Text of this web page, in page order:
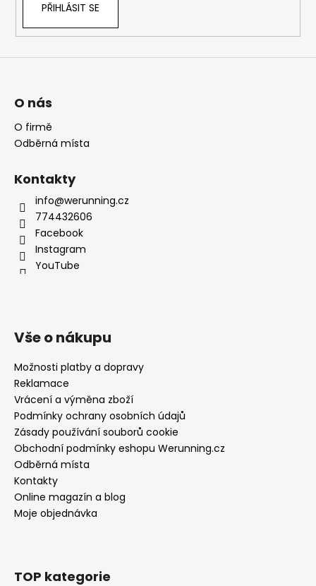
PŘIHLÁSIT SE
O nás
O firmě
Odběrná místa
Kontakty
info@werunning.cz
774432606
Facebook
Instagram
YouTube
Vše o nákupu
Možnosti platby a dopravy
Reklamace
Vrácení a výměna zboží
Podmínky ochrany osobních údajů
Zásady používání souborů cookie
Obchodní podmínky eshopu Werunning.cz
Odběrná místa
Kontakty
Online magazín a blog
Moje objednávka
TOP kategorie